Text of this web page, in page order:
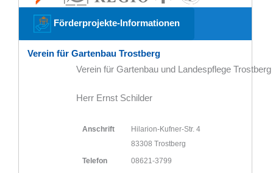
Förderprojekte-Informationen
Verein für Gartenbau Trostberg
Verein für Gartenbau und Landespflege Trostberg
Herr Ernst Schilder
Anschrift
Hilarion-Kufner-Str. 4
83308 Trostberg
Telefon
08621-3799